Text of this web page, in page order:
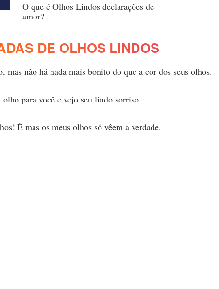
O que é Olhos Lindos declarações de
amor?
DE OLHOS LINDOS
não há nada mais bonito do que a cor dos seus olhos.
para você e vejo seu lindo sorriso.
É mas os meus olhos só vêem a verdade.